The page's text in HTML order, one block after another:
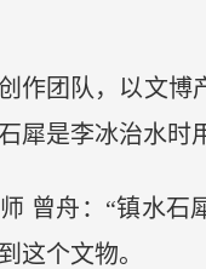
作团队，以文博
犀是李冰治水时
曾舟：“镇水石
这个文物。